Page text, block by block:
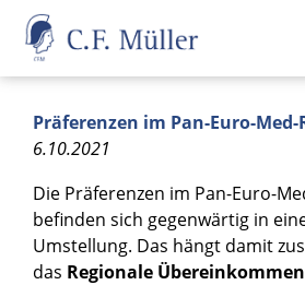
Präferenzen im Pan-Euro-Med-
6.10.2021
Die Präferenzen im Pan-Euro-
befinden sich gegenwärtig in
Umstellung. Das hängt damit
das Regionale